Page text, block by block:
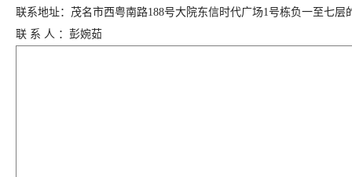
联系地址：茂名市西粤南路188号大院东信时代广场1号栋负一至七
联 系 人 ：彭婉茹